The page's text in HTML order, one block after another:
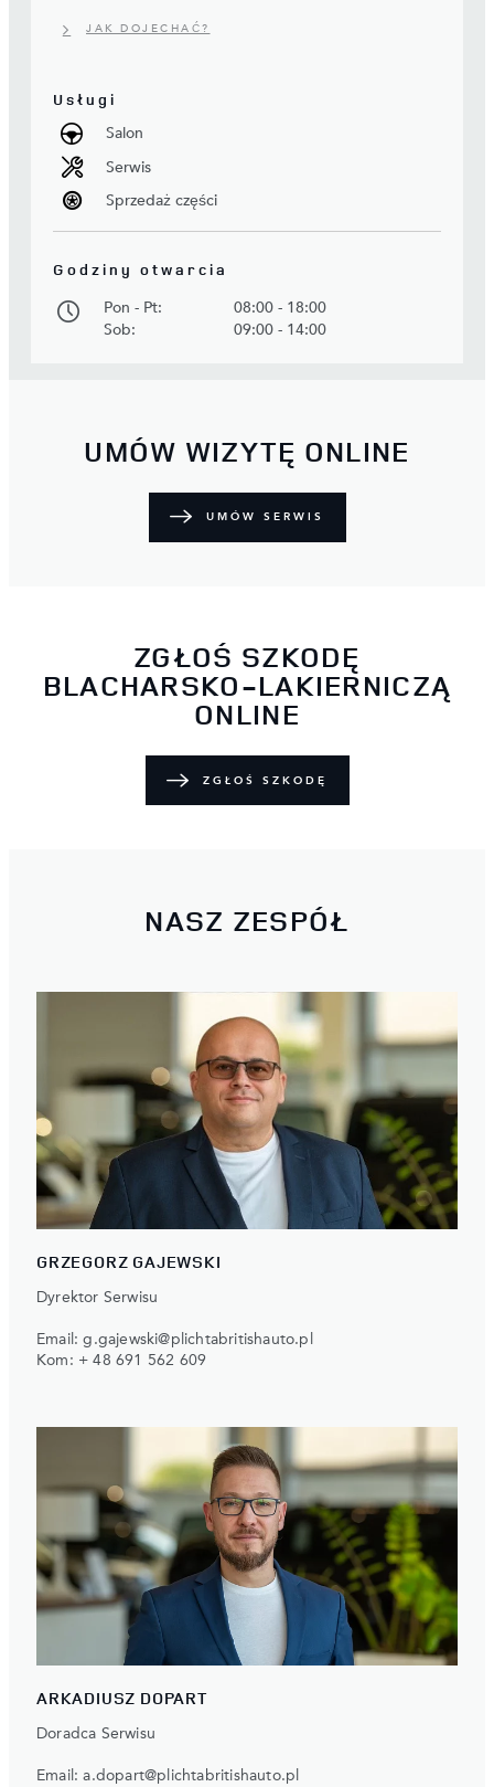
JAK DOJECHAĆ?
Usługi
Salon
Serwis
Sprzedaż części
Godziny otwarcia
Pon - Pt:
08:00 - 18:00
Sob:
09:00 - 14:00
UMÓW WIZYTĘ ONLINE
UMÓW SERWIS
ZGŁOŚ SZKODĘ
BLACHARSKO-LAKIERNICZĄ
ONLINE
ZGŁOŚ SZKODĘ
NASZ ZESPÓŁ
GRZEGORZ GAJEWSKI
Dyrektor Serwisu
Email:g.gajewski@plichtabritishauto.pl
Kom: + 48 691 562 609
ARKADIUSZ DOPART
Doradca Serwisu
Email:a.dopart@plichtabritishauto.pl